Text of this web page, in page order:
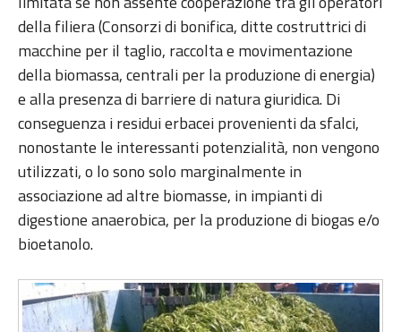
della filiera (Consorzi di bonifica, ditte costruttrici di
macchine per il taglio, raccolta e movimentazione
della biomassa, centrali per la produzione di energia)
e alla presenza di barriere di natura giuridica. Di
conseguenza i residui erbacei provenienti da sfalci,
nonostante le interessanti potenzialità, non vengono
utilizzati, o lo sono solo marginalmente in
associazione ad altre biomasse, in impianti di
digestione anaerobica, per la produzione di biogas e/o
bioetanolo.